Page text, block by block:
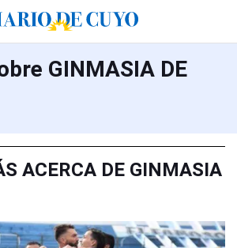
GINMASIA DE
ACERCA DE GINMASIA